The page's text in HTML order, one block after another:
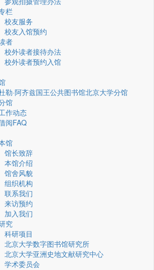
栏
校友服务
校友入馆预约
者
校外读者接待办法
校外读者预约入馆
勒·阿齐兹国王公共图书馆北京大学分馆
馆
作动态
阅FAQ
馆
馆长致辞
本馆介绍
馆舍风貌
组织机构
联系我们
来访预约
加入我们
究
科研项目
北京大学数字图书馆研究所
北京大学亚洲史地文献研究中心
学术委员会